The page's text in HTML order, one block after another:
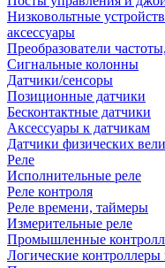
Низковольтные
аксессуары
Преобразователи
Сигнальные колонны
Датчики/сенсоры
Позиционные датчики
Бесконтактные датчики
Аксессуары к датчикам
Датчики физических
Реле
Исполнительные реле
Реле контроля
Реле времени, таймеры
Измерительные реле
Промышленные
Логические контроллеры